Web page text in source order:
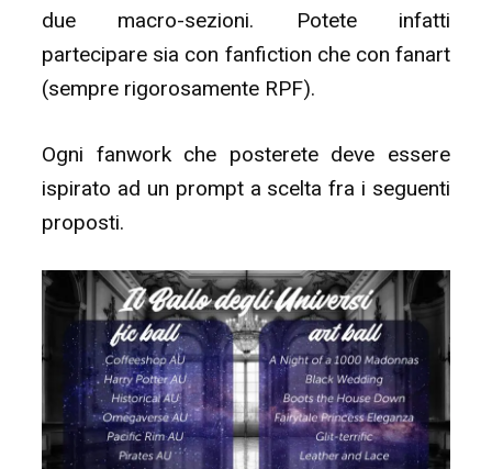
due macro-sezioni. Potete infatti
partecipare sia con fanfiction che con fanart
(sempre rigorosamente RPF).
Ogni fanwork che posterete deve essere
ispirato ad un prompt a scelta fra i seguenti
proposti.